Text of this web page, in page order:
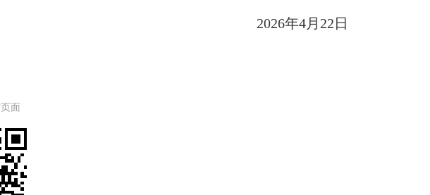
2026年4月 22 日
面